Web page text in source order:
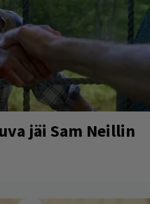
jäi Sam Neillin